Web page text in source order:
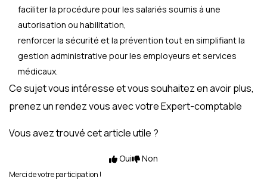
faciliter la procédure pour les salariés soumis à une
autorisation ou habilitation,
renforcer la sécurité et la prévention tout en simplifiant la
gestion administrative pour les employeurs et services
médicaux.
Ce sujet vous intéresse et vous souhaitez en avoir plus,
prenez un rendez vous avec votre Expert-comptable
Vous avez trouvé cet article utile ?
Oui Non
Merci de votre participation !